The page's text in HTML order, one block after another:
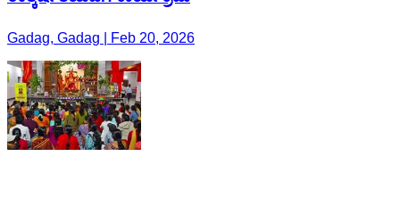
Gadag, Gadag | Feb 20, 2026